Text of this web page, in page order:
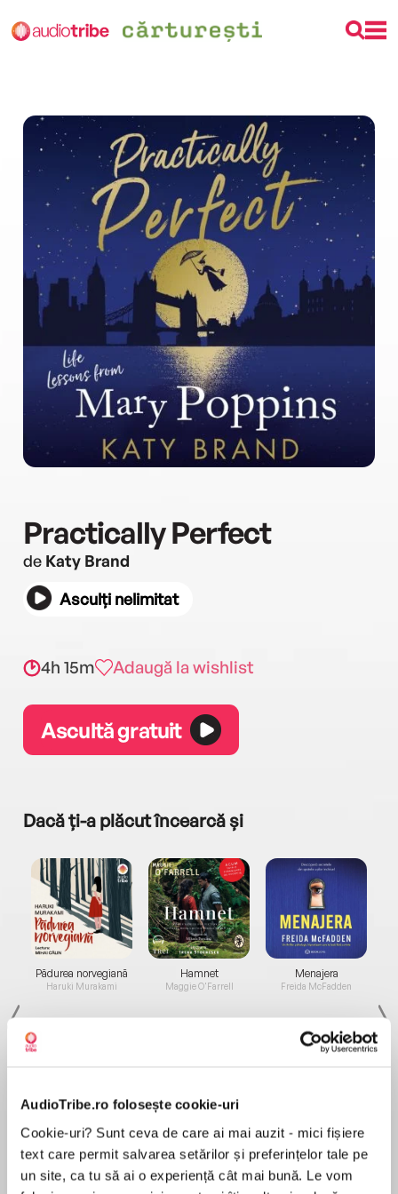
AudioTribe.ro folosește cookie-uri
Cookie-uri? Sunt ceva de care ai mai auzit - mici fișiere
text care permit salvarea setărilor și preferințelor tale pe
un site, ca tu să ai o experiență cât mai bună. Le vom
Practically Perfect
de Katy Brand
Asculți nelimitat
4h 15m Adaugă la wishlist
Ascultă gratuit
Dacă ți-a plăcut încearcă și
Pădurea norvegiană
Haruki Murakami
Elita de Argint (Elita
de...
Dani Francis
Hamnet
Maggie O'Farrell
Diavolul se îmbracă de
la...
Lauren Weisberger
Menajera
Freida McFadden
Migdală
Sohn Won-pyung